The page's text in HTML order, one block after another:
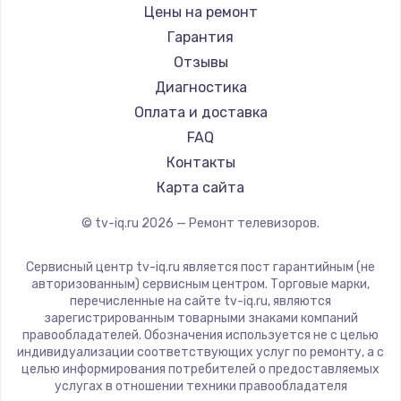
Замена видеокарты
1600 руб.
Ремонт разъема питания
880 руб.
Заказать
Замена видеочипа
Заказать
Замена северного моста
2600 руб.
Заказать
Daewoo
Centek
Telefunken
Hyundai
Doffler
Hiper
Grundig
HITACHI
Yandex
National
iFFALCON
Tuvio
Nord
Цены на ремонт
Гарантия
Отзывы
Диагностика
Оплата и доставка
FAQ
Контакты
Карта сайта
© tv-iq.ru 2026 — Ремонт телевизоров.
Сервисный центр tv-iq.ru является пост гарантийным (не
авторизованным) сервисным центром. Торговые марки,
перечисленные на сайте tv-iq.ru, являются
зарегистрированным товарными знаками компаний
правообладателей. Обозначения используется не с целью
индивидуализации соответствующих услуг по ремонту, а с
целью информирования потребителей о предоставляемых
услугах в отношении техники правообладателя